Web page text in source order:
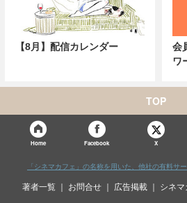
【8月】配信カレンダー
会
ワ
TOP
Home Facebook X
「シネマカフェ」の名称を用いた、他社の有料サ
著者一覧 お問合せ 広告掲載 シネ